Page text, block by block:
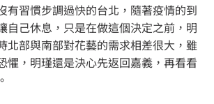
有習慣步調過快的台北，隨著疫情的到
自己休息，只是在做這個決定之前，明
北部與南部對花藝的需求相差很大，雖
懼，明瑾還是決心先返回嘉義，再看看